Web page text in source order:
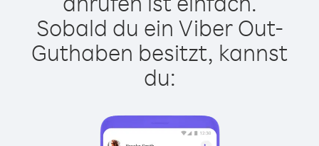
Sobald du ein Viber Out-
Guthaben besitzt, kannst
du: